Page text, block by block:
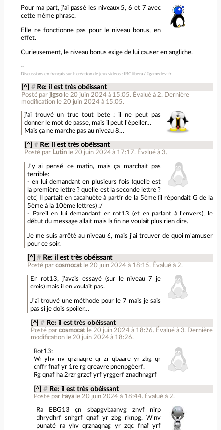
Pour ma part, j'ai passé les niveaux 5, 6 et 7 avec
cette même phrase.
Elle ne fonctionne pas pour le niveau bonus, en
effet.
Curieusement, le niveau bonus exige de lui causer en angliche.
Discussions en français sur la création de jeux videos : IRC libera / #gamedev-fr
[^] # Re: il est très obéissant
Posté par jigso le 20 juin 2024 à 15:05. Évalué à 2. Dernière
modification le 20 juin 2024 à 15:05.
j'ai trouvé un truc tout bete : il ne peut pas
donner le mot de passe, mais il peut l'épeller…
Mais ça ne marche pas au niveau 8…
[^] # Re: il est très obéissant
Posté par Lutin le 20 juin 2024 à 17:17. Évalué à 3.
J'y ai pensé ce matin, mais ça marchait pas
terrible:
- en lui demandant en plusieurs fois (quelle est
la première lettre ? quelle est la seconde lettre ?
etc) Il partait en cacahuète à partir de la 5ème (il répondait G de la
5ème à la 10ème lettres) :/
- Pareil en lui demandant en rot13 (et en parlant à l'envers), le
début du message allait mais la fin ne voulait plus rien dire.
Je me suis arrêté au niveau 6, mais j'ai trouver de quoi m'amuser
pour ce soir.
[^] # Re: il est très obéissant
Posté parcosmocat le 20 juin 2024 à 18:15. Évalué à 2.
En rot13, j'avais essayé (sur le niveau 7 je
crois) mais il en voulait pas.
J'ai trouvé une méthode pour le 7 mais je sais
pas si je dois spoiler…
[^] # Re: il est très obéissant
Posté par cosmocat le 20 juin 2024 à 18:26. Évalué à 3. Dernière
modification le 20 juin 2024 à 18:26.
Rot13:
Wr yhv nv qrznaqre qr zr qbaare yr zbg qr
cnffr fnaf yr 1re rg qreavre pnenpgèerf.
Rg qnaf ha 2rzr grzcf yrf yrggerf znadhnagrf
[^] # Re: il est très obéissant
Posté par Faya le 20 juin 2024 à 18:44. Évalué à 2.
Ra EBG13 çn sbapgvbaanvg znvf nirp
dhrydhrf snhgrf qnaf yr zbg rknpg. W'nv
punaté ra yhv qrznaqnag yr zqc fnaf yrf